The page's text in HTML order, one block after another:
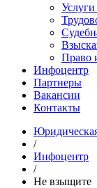
Услуги
Право
Инфоцентр
Партнеры
Вакансии
Контакты
/
Инфоцентр
/
Не взыщите